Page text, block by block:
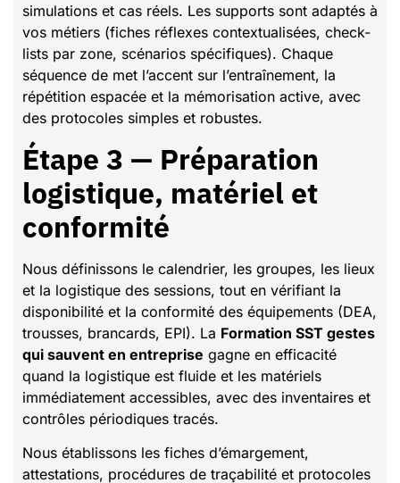
simulations et cas réels. Les supports sont adaptés à
vos métiers (fiches réflexes contextualisées, check-
lists par zone, scénarios spécifiques). Chaque
séquence de met l’accent sur l’entraînement, la
répétition espacée et la mémorisation active, avec
des protocoles simples et robustes.
Étape 3 — Préparation
logistique, matériel et
conformité
Nous définissons le calendrier, les groupes, les lieux
et la logistique des sessions, tout en vérifiant la
disponibilité et la conformité des équipements (DEA,
trousses, brancards, EPI). La Formation SST gestes
qui sauvent en entreprise gagne en efficacité
quand la logistique est fluide et les matériels
immédiatement accessibles, avec des inventaires et
contrôles périodiques tracés.
Nous établissons les fiches d’émargement,
attestations, procédures de traçabilité et protocoles